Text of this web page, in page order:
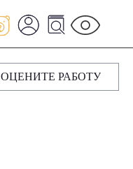
ОЦЕНИТЕ РАБОТУ